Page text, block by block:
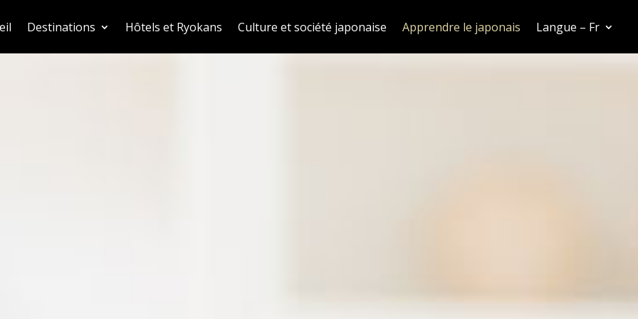
Destinations Hôtels et Ryokans Culture et société japonaise Apprendre le japonais Langue – Fr